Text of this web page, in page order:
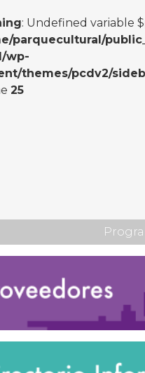
: Undefined variable
parquecultural/
wp-
themes/pcdv2/
25